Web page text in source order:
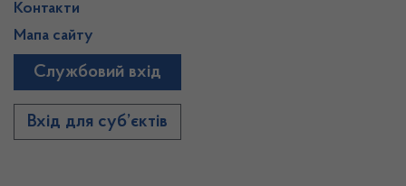
Контакти
Мапа сайту
Службовий вхід
Вхід для суб’єктів